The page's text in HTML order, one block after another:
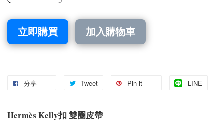
立即購買 加入購物車
分享 Tweet Pin it LINE
Hermès Kelly扣 雙圈皮帶